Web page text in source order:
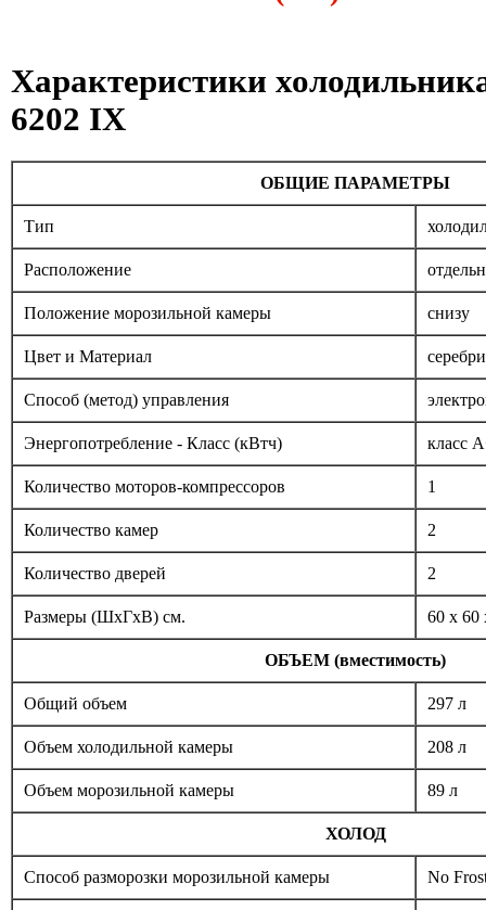
Характеристики
6202 IX
ОБЩИЕ ПАРАМЕТРЫ
Тип
Расположение
Положение морозильной камеры снизу
Цвет и Материал
Способ (метод) управления
Энергопотребление - Класс (кВтч) класс
Количество моторов-компрессоров 1
Количество камер 2
Количество дверей 2
Размеры (ШxГxВ) см. 60 x 60
ОБЪЕМ (вместимость)
Общий объем 297 л
Объем холодильной камеры 208 л
Объем морозильной камеры 89 л
ХОЛОД
Способ разморозки морозильной камеры No